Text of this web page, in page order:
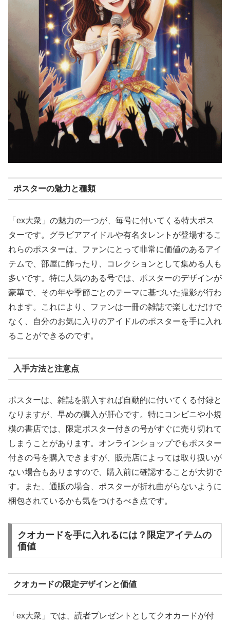
ポスターの魅力と種類
「ex大衆」の魅力の一つが、毎号に付いてくる特大ポス
ターです。グラビアアイドルや有名タレントが登場するこ
れらのポスターは、ファンにとって非常に価値のあるアイ
テムで、部屋に飾ったり、コレクションとして集める人も
多いです。特に人気のある号では、ポスターのデザインが
豪華で、その年や季節ごとのテーマに基づいた撮影が行わ
れます。これにより、ファンは一冊の雑誌で楽しむだけで
なく、自分のお気に入りのアイドルのポスターを手に入れ
ることができるのです。
入手方法と注意点
ポスターは、雑誌を購入すれば自動的に付いてくる付録と
なりますが、早めの購入が肝心です。特にコンビニや小規
模の書店では、限定ポスター付きの号がすぐに売り切れて
しまうことがあります。オンラインショップでもポスター
付きの号を購入できますが、販売店によっては取り扱いが
ない場合もありますので、購入前に確認することが大切で
す。また、通販の場合、ポスターが折れ曲がらないように
梱包されているかも気をつけるべき点です。
クオカードを手に入れるには？限定アイテムの
価値
クオカードの限定デザインと価値
「ex大衆」では、読者プレゼントとしてクオカードが付